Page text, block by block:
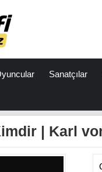
Sanatçılar
| Karl